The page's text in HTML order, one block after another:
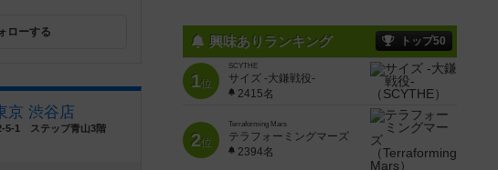
ローする
京 渋谷店
5-1 ステップ青山3階
興味ありランキング トップ50
1位
SCYTHE
サイズ -大鎌戦役-
2415名
2位
Terraforming Mars
テラフォーミングマーズ
2394名